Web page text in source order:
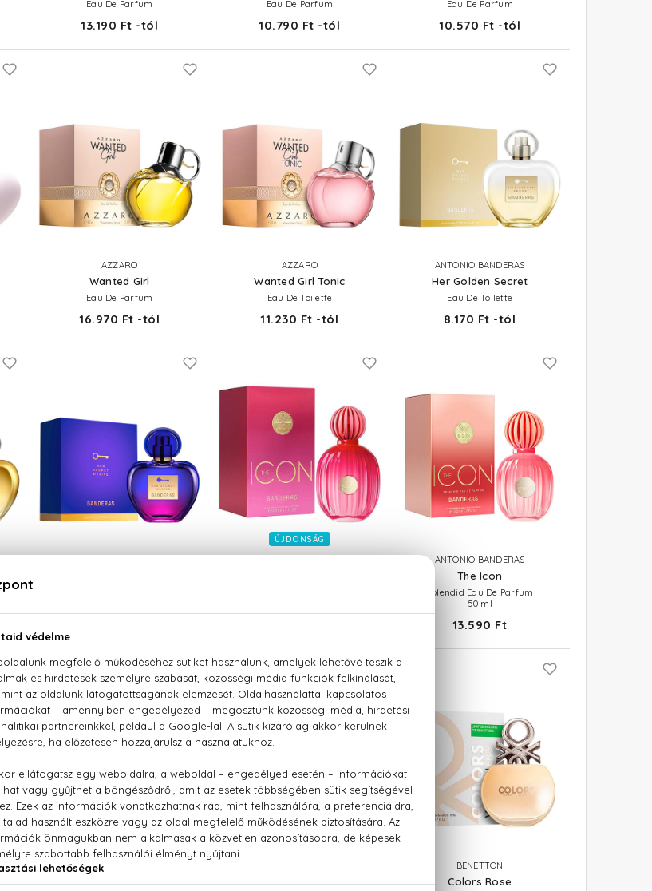
Eau De Parfum
13.190 Ft -tól
Eau De Parfum
10.790 Ft -tól
Eau De Parfum
10.570 Ft -tól
AZZARO
Wanted Girl
Eau De Parfum
16.970 Ft -tól
AZZARO
Wanted Girl Tonic
Eau De Toilette
11.230 Ft -tól
ANTONIO BANDERAS
Her Golden Secret
Eau De Toilette
8.170 Ft -tól
9.020 Ft -tól
ÚJDONSÁG
10.500 Ft -tól
ANTONIO BANDERAS
The Icon
Splendid Eau De Parfum
50 ml
13.590 Ft
BENETTON
Colors Pink Colors Purple
BENETTON
Colors Rose